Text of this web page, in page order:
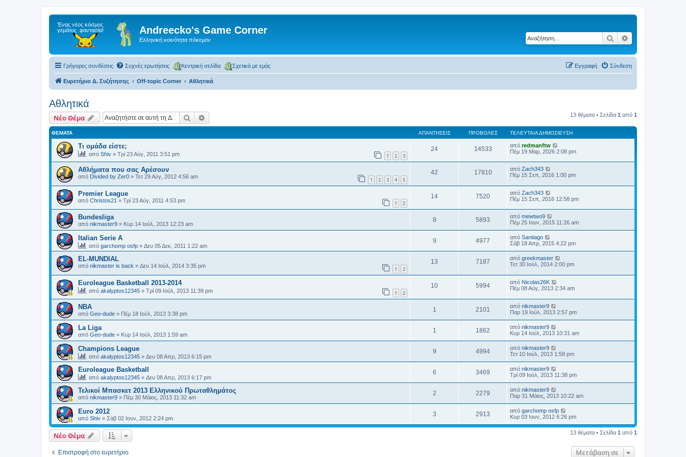
Andreecko's Game Corner
Ελληνική κοινότητα πόκεμον Αναζήτηση
Γρήγορες συνδέσεις Συχνές ερωτήσεις Κεντρική σελίδα Σχετικά με εμάς Σύνδεση
Εγγραφή
Ευρετήριο Δ. Συζήτησης Off-topic Corner Αθλητικά
Αθλητικά
Νέο Θέμα Αναζήτηση 13 θέματα • Σελίδα 1 από 1
ΘΈΜΑΤΑ ΑΠΑΝΤΉΣΕΙΣ ΠΡΟΒΟΛΈΣ ΤΕΛΕΥΤΑΊΑ ΔΗΜΟΣΊΕΥΣΗ
Τι ομάδα είστε;
από Shiv » Τρί 23 Αύγ, 2011 3:51 pm 1 2 3
24 14533 από redmanftw
Πέμ 19 Μαρ, 2026 2:08 pm
Αθλήματα που σας Αρέσουν
από Divided by Zer0 » Τετ 29 Αύγ, 2012 4:56 am 1 2 3 4 5
42 17810 από Zach343
Πέμ 15 Σεπ, 2016 1:00 pm
Premier League
από Christos21 » Τρί 23 Αύγ, 2011 4:53 pm 1 2
14 7520 από Zach343
Πέμ 15 Σεπ, 2016 12:58 pm
Βundesliga
από nikmaster9 » Κυρ 14 Ιούλ, 2013 12:23 am
8 5893 από mewtwo9
Πέμ 25 Ιουν, 2015 11:26 am
Italian Serie A
από garchomp osfp » Δευ 05 Δεκ, 2011 1:22 am
9 4977 από Santiago
Σάβ 18 Απρ, 2015 4:22 pm
EL-MUNDIAL
από nikmaster is back » Δευ 14 Ιούλ, 2014 3:35 pm 1 2
13 7187 από greekmaster
Τετ 30 Ιούλ, 2014 2:00 pm
Euroleague Basketball 2013-2014
από akalyptos12345 » Τρί 09 Ιούλ, 2013 11:39 pm 1 2
10 5994 από Nicolas26K
Πέμ 08 Αύγ, 2013 2:34 am
ΝΒΑ
από Geo-dude » Πέμ 18 Ιούλ, 2013 3:38 pm
1 2101 από nikmaster9
Παρ 19 Ιούλ, 2013 2:57 pm
La Liga
από Geo-dude » Κυρ 14 Ιούλ, 2013 1:59 am
1 1862 από nikmaster9
Κυρ 14 Ιούλ, 2013 10:31 am
Champions League
από akalyptos12345 » Δευ 08 Απρ, 2013 6:15 pm
9 4994 από nikmaster9
Τετ 10 Ιούλ, 2013 1:58 pm
Euroleague Basketball
από akalyptos12345 » Δευ 08 Απρ, 2013 6:17 pm
6 3469 από nikmaster9
Τρί 09 Ιούλ, 2013 11:38 pm
Τελικοί Μπασκετ 2013 Ελληνικού Πρωταθλημάτος
από nikmaster9 » Πέμ 30 Μάιος, 2013 11:32 am
2 2279 από nikmaster9
Παρ 31 Μάιος, 2013 10:22 am
Euro 2012
από Shiv » Σάβ 02 Ιουν, 2012 2:24 pm
3 2913 από garchomp osfp
Κυρ 03 Ιουν, 2012 6:26 pm
Νέο Θέμα 13 θέματα • Σελίδα 1 από 1
Επιστροφή στο ευρετήριο Μετάβαση σε